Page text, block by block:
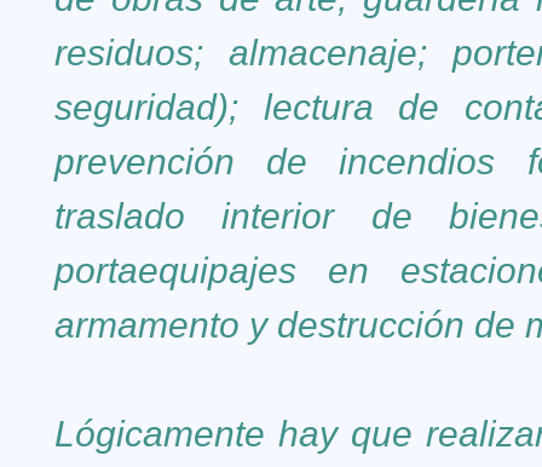
residuos; almacenaje;
seguridad); lectura de
prevención de incendios
traslado interior de
portaequipajes en
armamento y destrucción de
Lógicamente hay que